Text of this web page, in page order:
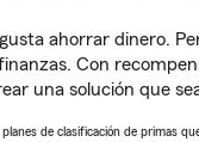
ahorrar dinero.
Con
una solución que
de clasificación de primas